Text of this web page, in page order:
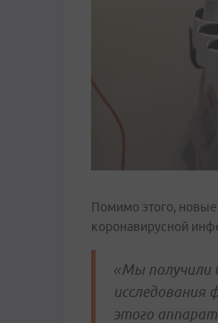
Помимо этого,
коронавирусной
«Мы получили
исследования
этого